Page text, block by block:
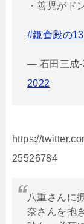
・善児がド
#鎌倉殿の13
— 石田三成-
2022
https://
25526784
八重さんに
奈さんを抱